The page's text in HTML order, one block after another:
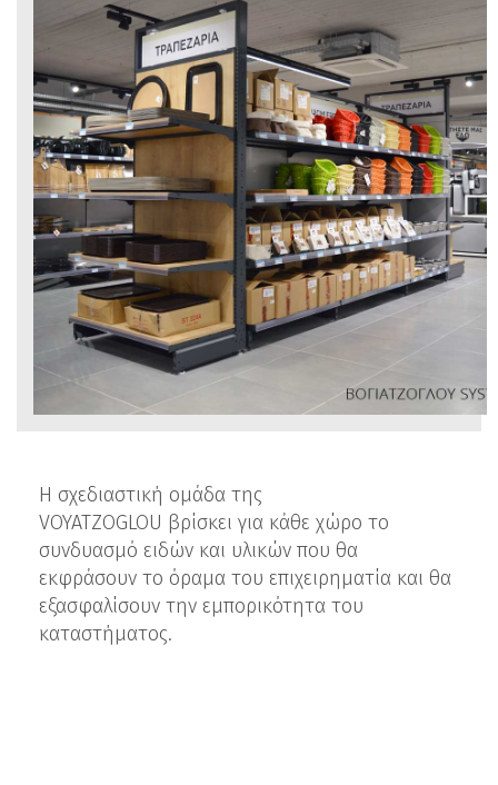
Η σχεδιαστική ομάδα της
VOYATZOGLOU βρίσκει για κάθε χώρο το
συνδυασμό ειδών και υλικών που θα
εκφράσουν το όραμα του επιχειρηματία και θα
εξασφαλίσουν την εμπορικότητα του
καταστήματος.